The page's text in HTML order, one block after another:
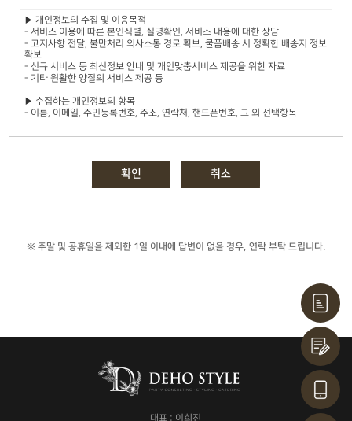
※ 주말 및 공휴일을 제외한 1일 이내에 답변이 없을 경우, 연락 부탁 드립니다.
대표 : 이희진